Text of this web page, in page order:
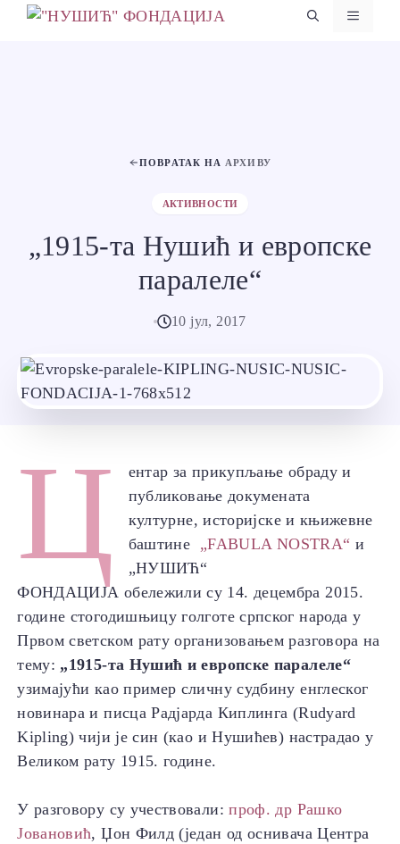
Skip
MENU
ПОВРАТАК НА АРХИВУ
АКТИВНОСТИ
„1915-та Нушић и европске
паралеле“
10 јул, 2017
Ц
ентар за прикупљање обраду и
публиковање докумената
културне, историјске и књижевне
баштине „FABULA NOSTRA“ и
„НУШИЋ“
ФОНДАЦИЈA обележили су 14. децембра 2015.
године стогодишњицу голготе српског народа у
Првом светском рату организовањем разговора на
тему: „1915-та Нушић и европске паралеле“
узимајући као пример сличну судбину енглеског
новинара и писца Радјарда Киплинга (Rudyard
Kipling) чији је син (као и Нушићев) настрадао у
Великом рату 1915. године.
У разговору су учествовали:проф. др Рашко
Јовановић, Џон Филд (један од оснивача Центра